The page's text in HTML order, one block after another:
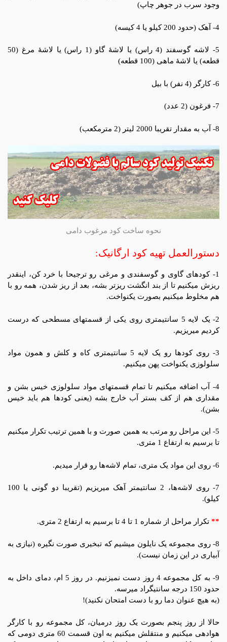
وجود سرب در جوهر چاپ)
4- آهک (حدود 200 کیلو یا 4 کیسه)
5- لاشه گوسفند (4 راس) یا لاشۀ گاو (1 راس) یا لاشۀ مرغ (50
قطعه) یا لاشۀ ماهی (100 قطعه)
6- کارگر (4 نفر) با بیل
7- فرغون (2 عدد)
8- آب به مقدار تقریبا 2000 لیتر (2 مترمکعب)
نحوه ساخت کود مرغوب دامی
دستورالعمل تهیه کود ارگانیک:
1- کودهای گاوی و گوسفندی و مرغی رو ترجیحا با خرد کن، اینقدر
ریزش میکنیم تا از بند انگشت ریزتر بشه، بعد از ریز شدن، همه رو با
هم مخلوط میکنیم بصورت یکنواخت.
2- یک لایه 5 سانتیمتری روی یکی از قسمتهای مسطحی که درست
کردیم میریزیم.
3- روی کودها رو یک لایه 5 سانتیمتری کاه و کلش و همون مواد
سلولوزی یکنواخت پهن میکنیم.
4- آب اضافه میکنیم تا تمام قسمتهای مواد سلولوزی خیس بشن و
مقداری هم از کف بستر آب خارج بشه (یعنی کودها هم باید خیس
بشن).
5- این مراحل رو مرتب به همین صورت و با همین ترتیب تکرار میکنیم
تا برسیم به ارتفاع 1 متری.
6- روی این مواد یک متری، تمام لاشه‌ها رو قرار میدیم.
7- روی لاشه‌ها، 2 سانتیمتر آهک میریزیم (تقریبا دو گونی یا 100
کیلو).
** تکرار مراحل از شماره 1 تا 4 تا برسیم به ارتفاع 2 متری.
8- روی مجموعه یک نایلون میشیم که تبخیری صورت نگیره (نیازی به
آبیاری در این زمان نیست).
9- به کل مجموعه 4 روز دست نمیزنیم. در روز 5 ام، دمای داخل به
حدود 150 درجه سانتیگراد میرسه.
(به هیچ عنوان دما رو با دست امتحان نکنید)!
حالا از روز پنجم بصورت یک روز درمیان، کل مجموعه رو با کارگر
هوادهی میکنیم و منتقلش میکنیم به اون قسمت 60 متری دومی که